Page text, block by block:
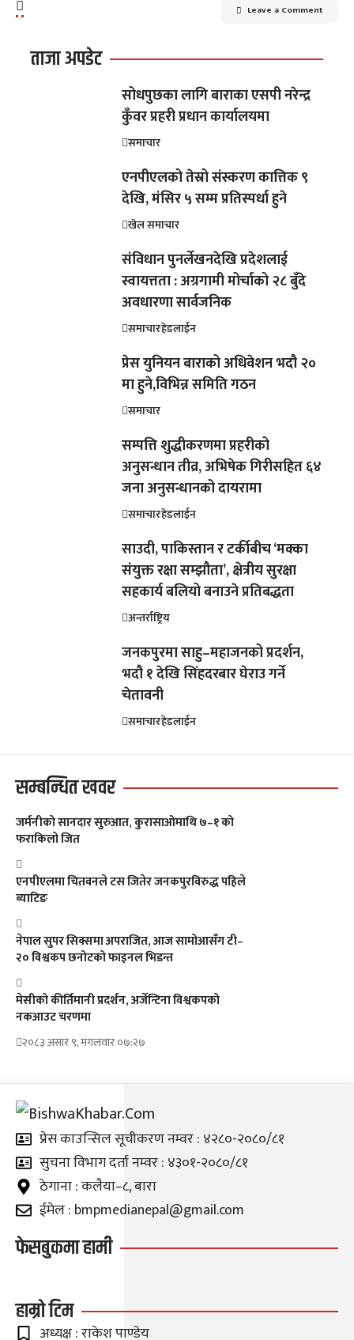
Leave a Comment
ताजा अपडेट
सोधपुछका लागि बाराका एसपी नरेन्द्र
कुँवर प्रहरी प्रधान कार्यालयमा
समाचार
एनपीएलको तेस्रो संस्करण कात्तिक ९
देखि, मंसिर ५ सम्म प्रतिस्पर्धा हुने
खेल समाचार
संविधान पुनर्लेखनदेखि प्रदेशलाई
स्वायत्तता : अग्रगामी मोर्चाको २८ बुँदे
अवधारणा सार्वजनिक
समाचारहेडलाईन
प्रेस युनियन बाराको अधिवेशन भदौ २०
मा हुने,विभिन्न समिति गठन
समाचार
सम्पत्ति शुद्धीकरणमा प्रहरीको
अनुसन्धान तीव्र, अभिषेक गिरीसहित ६४
जना अनुसन्धानको दायरामा
समाचारहेडलाईन
साउदी, पाकिस्तान र टर्कीबीच ‘मक्का
संयुक्त रक्षा सम्झौता’, क्षेत्रीय सुरक्षा
सहकार्य बलियो बनाउने प्रतिबद्धता
अन्तर्राष्ट्रिय
जनकपुरमा साहु–महाजनको प्रदर्शन,
भदौ १ देखि सिंहदरबार घेराउ गर्ने
चेतावनी
समाचारहेडलाईन
सम्बन्धित खवर
जर्मनीको सानदार सुरुआत, कुरासाओमाथि ७–१ को
फराकिलो जित
एनपीएलमा चितवनले टस जितेर जनकपुरविरुद्ध पहिले
ब्याटिङ
नेपाल सुपर सिक्समा अपराजित, आज सामोआसँग टी–
२० विश्वकप छनोटको फाइनल भिडन्त
मेसीको कीर्तिमानी प्रदर्शन, अर्जेन्टिना विश्वकपको
नकआउट चरणमा
२०८३ असार ९, मंगलवार ०७:२७
प्रेस काउन्सिल सूचीकरण नम्वर : ४२८०-२०८०/८१
सुचना विभाग दर्ता नम्वर : ४३०१-२०८०/८१
ठेगाना : कलैया–८, बारा
ईमेल : bmpmedianepal@gmail.com
फेसबुकमा हामी
हाम्रो टिम
अध्यक्ष : राकेश पाण्डेय